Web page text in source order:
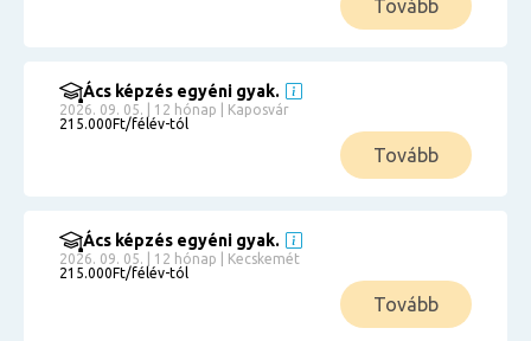
Tovább
Ács képzés egyéni gyak.
2026. 09. 05. | 12 hónap | Kaposvár
215.000Ft/félév-tól
Tovább
Ács képzés egyéni gyak.
2026. 09. 05. | 12 hónap | Kecskemét
215.000Ft/félév-tól
Tovább